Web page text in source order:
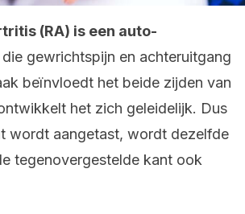
(RA) is een auto-
die gewrichtspijn en achteruitgang
beïnvloedt het beide zijden van
het zich geleidelijk. Dus
wordt aangetast, wordt dezelfde
tegenovergestelde kant ook